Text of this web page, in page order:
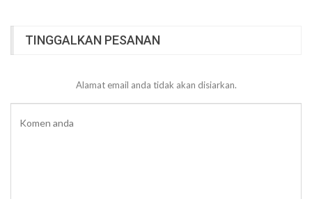
TINGGALKAN PESANAN
Alamat email anda tidak akan disiarkan.